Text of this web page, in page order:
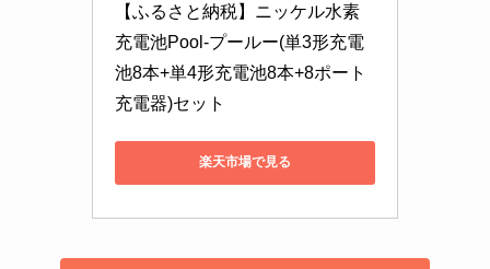
【ふるさと納税】ニッケル水素
充電池Pool-プールー(単3形充電
池8本+単4形充電池8本+8ポート
充電器)セット
楽天市場で見る